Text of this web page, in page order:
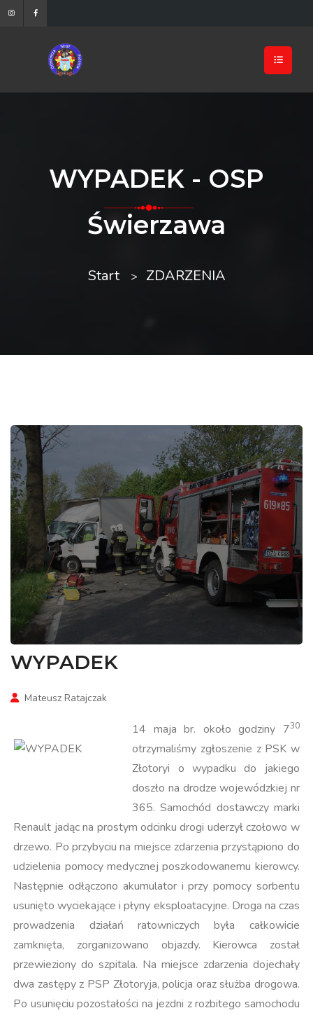
WYPADEK - OSP
Świerzawa
Start ZDARZENIA
WYPADEK
Mateusz Ratajczak
14 maja br. około godziny 730
otrzymaliśmy zgłoszenie z PSK w
Złotoryi o wypadku do jakiego
doszło na drodze wojewódzkiej nr
365. Samochód dostawczy marki
Renault jadąc na prostym odcinku drogi uderzył czołowo w
drzewo. Po przybyciu na miejsce zdarzenia przystąpiono do
udzielenia pomocy medycznej poszkodowanemu kierowcy.
Następnie odłączono akumulator i przy pomocy sorbentu
usunięto wyciekające i płyny eksploatacyjne. Droga na czas
prowadzenia działań ratowniczych była całkowicie
zamknięta, zorganizowano objazdy. Kierowca został
przewieziony do szpitala. Na miejsce zdarzenia dojechały
dwa zastępy z PSP Złotoryja, policja oraz służba drogowa.
Po usunięciu pozostałości na jezdni z rozbitego samochodu